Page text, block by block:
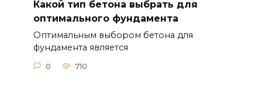
Какой тип бетона выбрать для
оптимального фундамента
Оптимальным выбором бетона для
фундамента является
0 710